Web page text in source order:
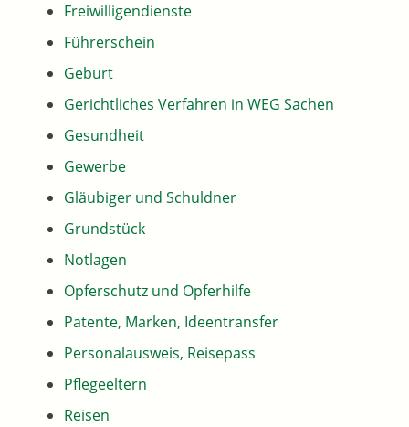
Freiwilligendienste
Führerschein
Geburt
Gerichtliches Verfahren in WEG Sachen
Gesundheit
Gewerbe
Gläubiger und Schuldner
Grundstück
Notlagen
Opferschutz und Opferhilfe
Patente, Marken, Ideentransfer
Personalausweis, Reisepass
Pflegeeltern
Reisen